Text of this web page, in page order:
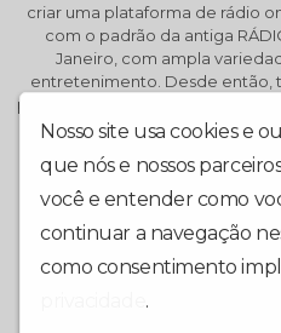
Nosso site usa cookies e
que nós e nossos
você e entender como
continuar a navegação
como consentimento
.
criar uma plataforma de rádio
com o padrão da antiga
Janeiro, com ampla
entretenimento. Desde então,
para construir uma comunidade
programação de qualidade
uma experiência de rádio sem
som de alta definição e sem
para que você possa ouvir
em movimento. Obrigado pela